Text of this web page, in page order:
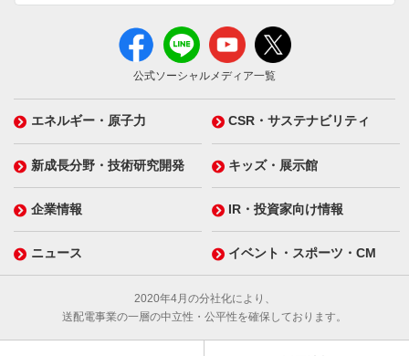
公式ソーシャルメディア一覧
エネルギー・原子力 CSR・サステナビリティ
新成長分野・技術研究開発 キッズ・展示館
企業情報 IR・投資家向け情報
ニュース イベント・スポーツ・CM
2020年4月の分社化により、
送配電事業の一層の中立性・公平性を確保しております。